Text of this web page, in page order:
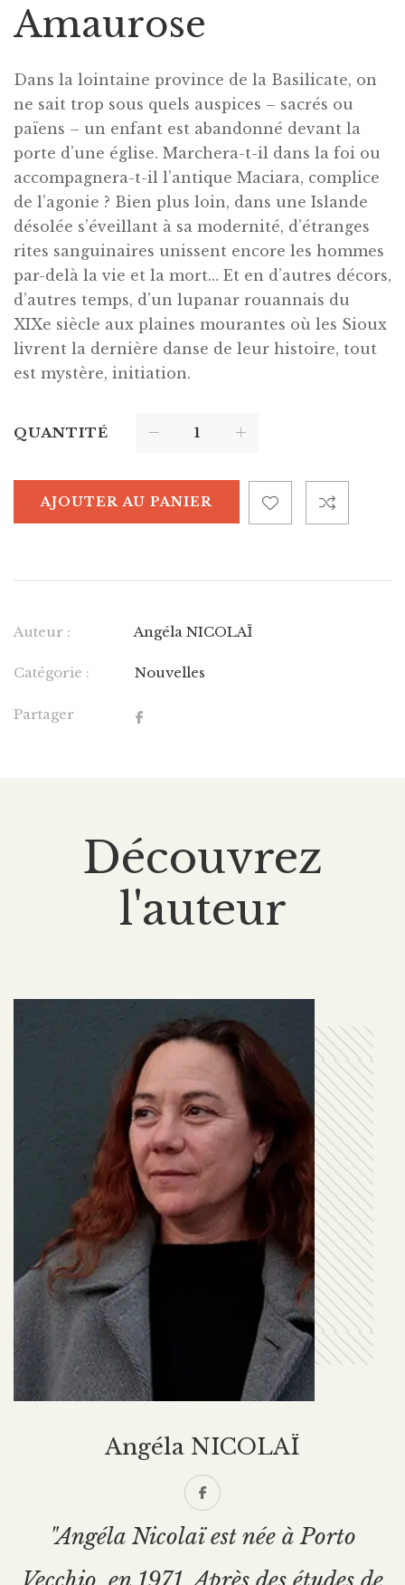
Amaurose
Dans la lointaine province de la Basilicate, on
ne sait trop sous quels auspices – sacrés ou
païens – un enfant est abandonné devant la
porte d’une église. Marchera-t-il dans la foi ou
accompagnera-t-il l’antique Maciara, complice
de l’agonie ? Bien plus loin, dans une Islande
désolée s’éveillant à sa modernité, d’étranges
rites sanguinaires unissent encore les hommes
par-delà la vie et la mort… Et en d’autres décors,
d’autres temps, d’un lupanar rouannais du
XIXe siècle aux plaines mourantes où les Sioux
livrent la dernière danse de leur histoire, tout
est mystère, initiation.
QUANTITÉ
AJOUTER AU PANIER
Auteur : Angéla NICOLAÏ
Catégorie : Nouvelles
Partager
Découvrez
l'auteur
Angéla NICOLAÏ
"Angéla Nicolaï est née à Porto
Vecchio, en 1971. Après des études de